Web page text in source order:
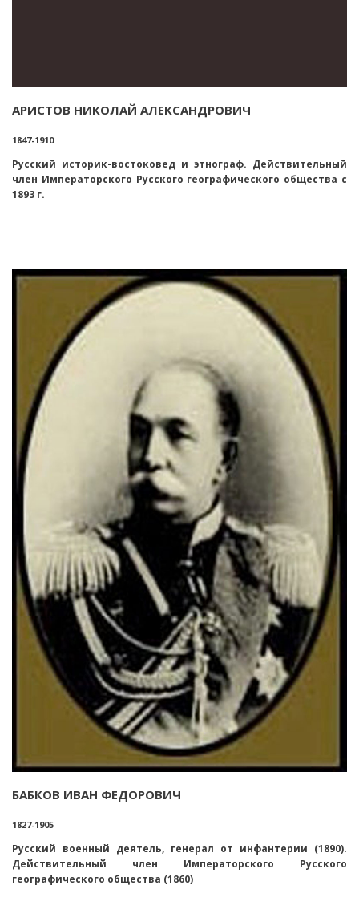
АРИСТОВ НИКОЛАЙ АЛЕКСАНДРОВИЧ
1847-1910
Русский историк-востоковед и этнограф. Действительный
член Императорского Русского географического общества с
1893 г.
БАБКОВ ИВАН ФЕДОРОВИЧ
1827-1905
Русский военный деятель, генерал от инфантерии (1890).
Действительный член Императорского Русского
географического общества (1860)